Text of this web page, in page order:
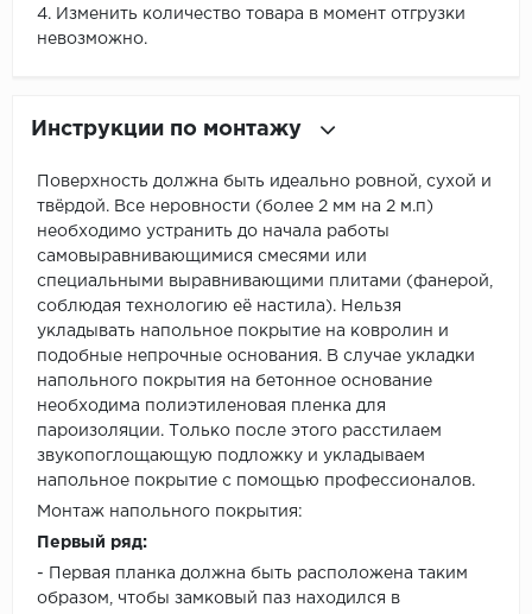
4. Изменить количество товара в момент отгрузки
невозможно.
Инструкции по монтажу
Поверхность должна быть идеально ровной, сухой и
твёрдой. Все неровности (более 2 мм на 2 м.п)
необходимо устранить до начала работы
самовыравнивающимися смесями или
специальными выравнивающими плитами (фанерой,
соблюдая технологию её настила). Нельзя
укладывать напольное покрытие на ковролин и
подобные непрочные основания. В случае укладки
напольного покрытия на бетонное основание
необходима полиэтиленовая пленка для
пароизоляции. Только после этого расстилаем
звукопоглощающую подложку и укладываем
напольное покрытие с помощью профессионалов.
Монтаж напольного покрытия:
Первый ряд:
- Первая планка должна быть расположена таким
образом, чтобы замковый паз находился в